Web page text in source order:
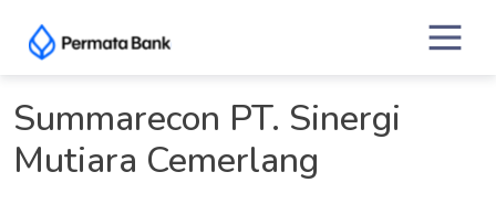
content
Summarecon PT. Sinergi
Mutiara Cemerlang